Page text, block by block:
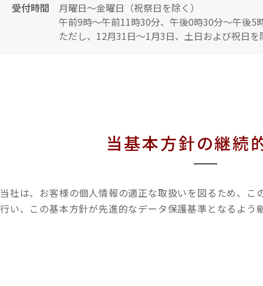
受付時間
月曜日～金曜日（祝祭日を除く）
午前9時～午前11時30分、午後0時30分～午後5
ただし、12月31日～1月3日、土日および祝日を
当基本方針の継続
当社は、お客様の個人情報の適正な取扱いを図るため、こ
行い、この基本方針が先進的なデータ保護基準となるよう